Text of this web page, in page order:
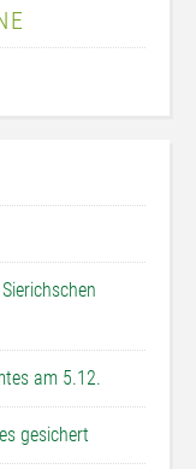
am 5.12.
gesichert